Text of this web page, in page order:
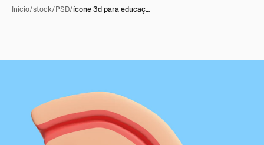
Início/stock/PSD/ícone 3d para educaç…